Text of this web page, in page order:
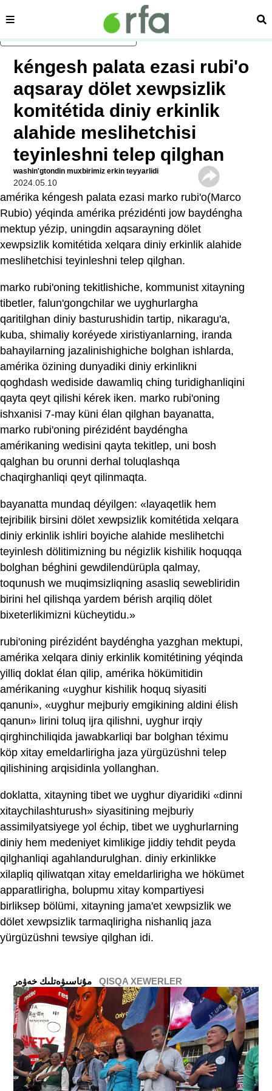
asasliq mezmungha atlang
sehipe
kéngesh palata ezasi rubi'o
aqsaray dölet xewpsizlik
komitétida diniy erkinlik
alahide meslihetchisi
teyinleshni telep qilghan
washin'gtondin muxbirimiz erkin teyyarlidi
2024.05.10
amérika kéngesh palata ezasi marko rubi'o(Marco
Rubio) yéqinda amérika prézidénti jow baydéngha
mektup yézip, uningdin aqsarayning dölet
xewpsizlik komitétida xelqara diniy erkinlik alahide
meslihetchisi teyinleshni telep qilghan.
marko rubi'oning tekitlishiche, kommunist xitayning
tibetler, falun'gongchilar we uyghurlargha
qaritilghan diniy basturushidin tartip, nikaragu'a,
kuba, shimaliy koréyede xiristiyanlarning, iranda
bahayilarning jazalinishighiche bolghan ishlarda,
amérika ‍özining dunyadiki diniy erkinlikni
qoghdash wediside dawamliq ching turidighanliqini
qayta qeyt qilishi kérek iken. marko rubi'oning
ishxanisi 7-may küni élan qilghan bayanatta,
marko rubi'oning pirézidént baydéngha
amérikaning wedisini qayta tekitlep, uni bosh
qalghan bu orunni derhal toluqlashqa
chaqirghanliqi qeyt qilinmaqta.
bayanatta mundaq déyilgen: «layaqetlik hem
tejribilik birsini dölet xewpsizlik komitétida xelqara
diniy erkinlik ishliri boyiche alahide meslihetchi
teyinlesh dölitimizning bu négizlik kishilik hoquqqa
bolghan béghini gewdilendürüpla qalmay,
toqunush we muqimsizliqning asasliq sewebliridin
birini hel qilishqa yardem bérish arqiliq dölet
bixeterlikimizni kücheytidu.»
rubi'oning pirézidént baydéngha yazghan mektupi,
amérika xelqara diniy erkinlik komitétining yéqinda
yilliq doklat élan qilip, amérika hökümitidin
amérikaning «uyghur kishilik hoquq siyasiti
qanuni», «uyghur mejburiy emgikining aldini élish
qanun» lirini toluq ijra qilishni, uyghur irqiy
qirghinchiliqida jawabkarliqi bar bolghan téximu
köp xitay emeldarlirigha jaza yürgüzüshni telep
qilishining arqisidinla yollanghan.
doklatta, xitayning tibet we uyghur diyaridiki «dinni
xitaychilashturush» siyasitining mejburiy
assimilyatsiyege yol échip, tibet we uyghurlarning
diniy hem medeniyet kimlikige jiddiy tehdit peyda
qilghanliqi agahlandurulghan. diniy erkinlikke
xilapliq qiliwatqan xitay emeldarlirigha we hökümet
apparatlirigha, bolupmu xitay kompartiyesi
birliksep bölümi, xitayning jama'et xewpsizlik we
dölet xewpsizlik tarmaqlirigha nishanliq jaza
yürgüzüshni tewsiye qilghan idi.
QISQA XEWERLER